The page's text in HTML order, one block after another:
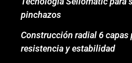
pinchazos
Construcción radial 6 capas
resistencia y estabilidad